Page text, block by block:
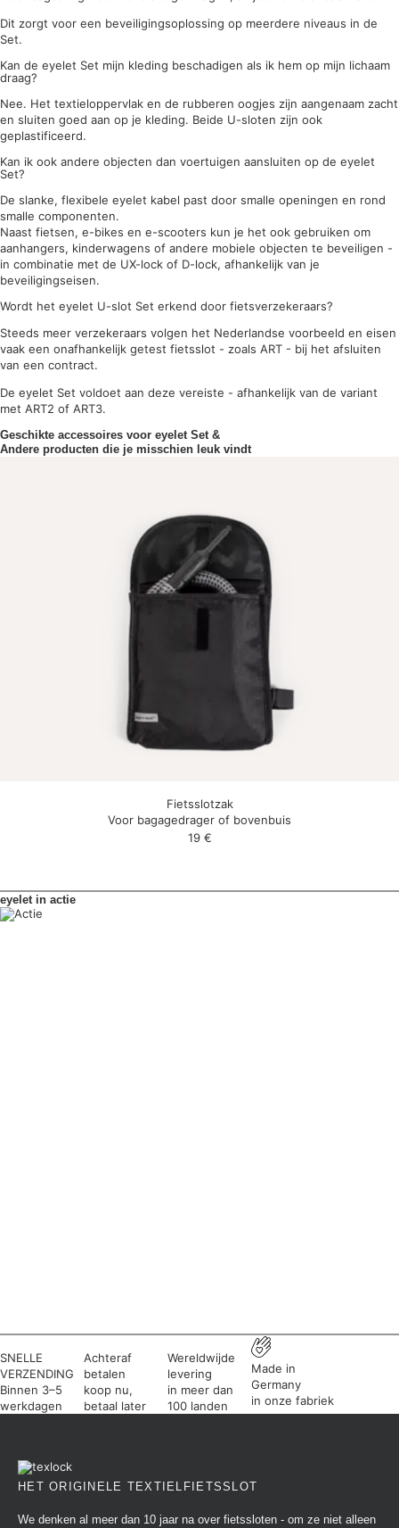
Dit zorgt voor een beveiligingsoplossing op meerdere niveaus in de
Set.
Kan de eyelet Set mijn kleding beschadigen als ik hem op mijn lichaam
draag?
Nee. Het textieloppervlak en de rubberen oogjes zijn aangenaam zacht
en sluiten goed aan op je kleding. Beide U-sloten zijn ook
geplastificeerd.
Kan ik ook andere objecten dan voertuigen aansluiten op de eyelet
Set?
De slanke, flexibele eyelet kabel past door smalle openingen en rond
smalle componenten.
Naast fietsen, e-bikes en e-scooters kun je het ook gebruiken om
aanhangers, kinderwagens of andere mobiele objecten te beveiligen -
in combinatie met de UX-lock of D-lock, afhankelijk van je
beveiligingseisen.
Wordt het eyelet U-slot Set erkend door fietsverzekeraars?
Steeds meer verzekeraars volgen het Nederlandse voorbeeld en eisen
vaak een onafhankelijk getest fietsslot - zoals ART - bij het afsluiten
van een contract.
De eyelet Set voldoet aan deze vereiste - afhankelijk van de variant
met ART2 of ART3.
Geschikte accessoires voor eyelet Set &
Andere producten die je misschien leuk vindt
Fietsslotzak
Voor bagagedrager of bovenbuis
19 €
eyelet in actie
SNELLE
VERZENDING
Binnen 3–5
werkdagen
Achteraf
betalen
koop nu,
betaal later
Wereldwijde
levering
in meer dan
100 landen
Made in
Germany
in onze fabriek
HET ORIGINELE TEXTIELFIETSSLOT
We denken al meer dan 10 jaar na over fietssloten - om ze niet alleen